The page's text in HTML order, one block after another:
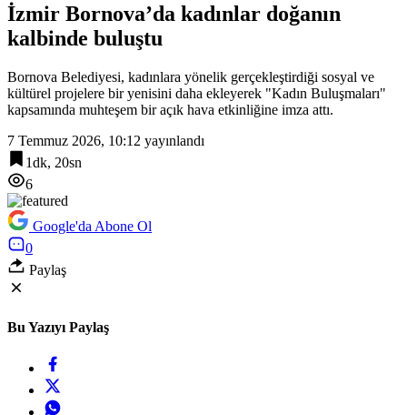
İzmir Bornova’da kadınlar doğanın
kalbinde buluştu
Bornova Belediyesi, kadınlara yönelik gerçekleştirdiği sosyal ve
kültürel projelere bir yenisini daha ekleyerek "Kadın Buluşmaları"
kapsamında muhteşem bir açık hava etkinliğine imza attı.
7 Temmuz 2026, 10:12 yayınlandı
1dk, 20sn
6
Google'da Abone Ol
0
Paylaş
Bu Yazıyı Paylaş